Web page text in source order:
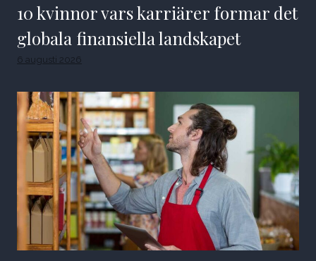
10 kvinnor vars karriärer formar det
globala finansiella landskapet
6 augusti 2026